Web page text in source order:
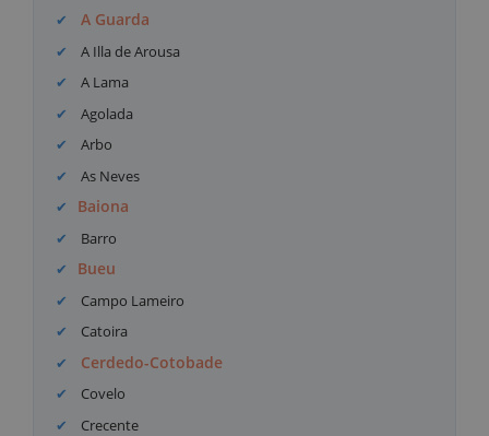
A Guarda
A Illa de Arousa
A Lama
Agolada
Arbo
As Neves
Baiona
Barro
Bueu
Campo Lameiro
Catoira
Cerdedo-Cotobade
Covelo
Crecente